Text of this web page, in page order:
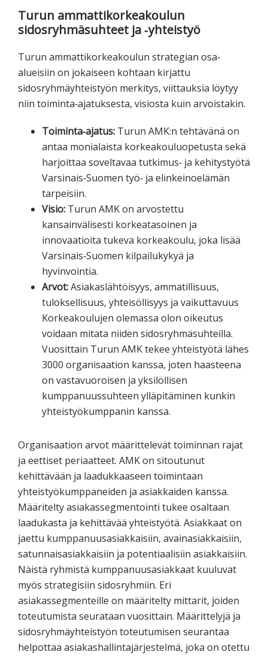
Turun ammattikorkeakoulun
sidosryhmäsuhteet ja ‐yhteistyö
Turun ammattikorkeakoulun strategian osa‐
alueisiin on jokaiseen kohtaan kirjattu
sidosryhmäyhteistyön merkitys, viittauksia löytyy
niin toiminta‐ajatuksesta, visiosta kuin arvoistakin.
Toiminta‐ajatus: Turun AMK:n tehtävänä on
antaa monialaista korkeakouluopetusta sekä
harjoittaa soveltavaa tutkimus‐ ja kehitystyötä
Varsinais‐Suomen työ‐ ja elinkeinoelämän
tarpeisiin.
Visio: Turun AMK on arvostettu
kansainvälisesti korkeatasoinen ja
innovaatioita tukeva korkeakoulu, joka lisää
Varsinais‐Suomen kilpailukykyä ja
hyvinvointia.
Arvot:Asiakaslähtöisyys, ammatillisuus,
tuloksellisuus, yhteisöllisyys ja vaikuttavuus
Korkeakoulujen olemassa olon oikeutus
voidaan mitata niiden sidosryhmäsuhteilla.
Vuosittain Turun AMK tekee yhteistyötä lähes
3000 organisaation kanssa, joten haasteena
on vastavuoroisen ja yksilöllisen
kumppanuussuhteen ylläpitäminen kunkin
yhteistyökumppanin kanssa.
Organisaation arvot määrittelevät toiminnan rajat
ja eettiset periaatteet. AMK on sitoutunut
kehittävään ja laadukkaaseen toimintaan
yhteistyökumppaneiden ja asiakkaiden kanssa.
Määritelty asiakassegmentointi tukee osaltaan
laadukasta ja kehittävää yhteistyötä. Asiakkaat on
jaettu kumppanuusasiakkaisiin, avainasiakkaisiin,
satunnaisasiakkaisiin ja potentiaalisiin asiakkaisiin.
Näistä ryhmistä kumppanuusasiakkaat kuuluvat
myös strategisiin sidosryhmiin. Eri
asiakassegmenteille on määritelty mittarit, joiden
toteutumista seurataan vuosittain. Määrittelyjä ja
sidosryhmäyhteistyön toteutumisen seurantaa
helpottaa asiakashallintajärjestelmä, joka on otettu